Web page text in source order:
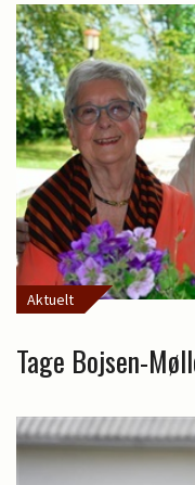
Aktuelt
Tage Bojsen-